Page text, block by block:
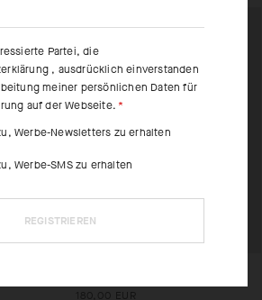
S11
Partei, die
, ausdrücklich einverstanden
meiner persönlichen Daten für
auf der Webseite.
Werbe-Newsletters zu erhalten
Werbe-SMS zu erhalten
REGISTRIEREN